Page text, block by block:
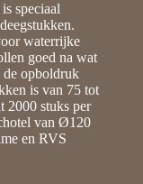
speciaal
waterrijke
goed na wat
de opboldruk
is van 75 tot
2000 stuks per
van Ø120
en RVS